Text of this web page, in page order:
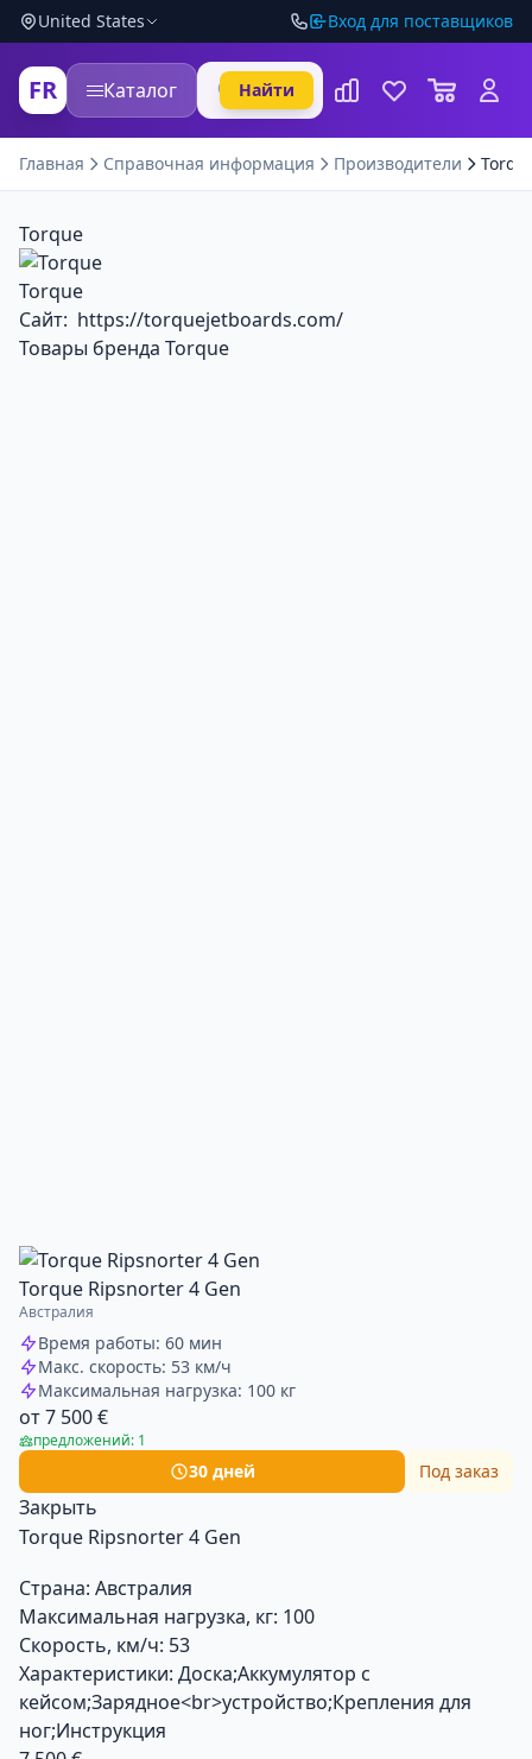
United States Вход для поставщиков
FR Каталог Найти
Главная Справочная информация Производители
Torque
Torque
Сайт: https://torquejetboards.com/
Товары бренда Torque
Torque Ripsnorter 4 Gen
Австралия
Время работы: 60 мин
Макс. скорость: 53 км/ч
Максимальная нагрузка: 100 кг
от 7 500 €
предложений: 1
30 дней Под заказ
Закрыть
Torque Ripsnorter 4 Gen
Страна: Австралия
Максимальная нагрузка, кг: 100
Скорость, км/ч: 53
Характеристики: Доска;Аккумулятор с
кейсом;Зарядное<br>устройство;Крепления для
ног;Инструкция